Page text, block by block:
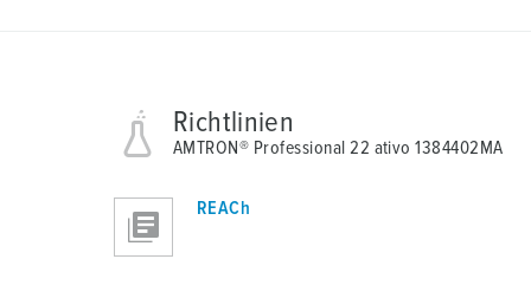
Richtlinien
AMTRON® Professional 22 ativo 1384402MA
REACh